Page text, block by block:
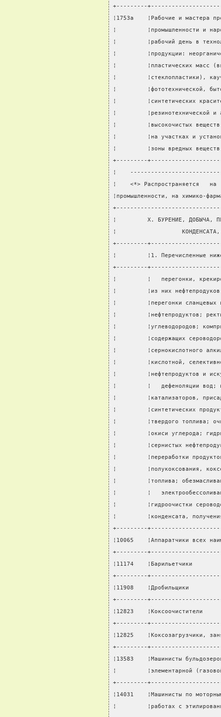
+---------
¦1753а    ¦Рабочие и мастера
¦         ¦промышленности и
¦         ¦рабочий день в
¦         ¦продукции:
¦         ¦пластических масс
¦         ¦стеклопластики),
¦         ¦фототехнической,
¦         ¦синтетических
¦         ¦резинотехнической и
¦         ¦высокочистых
¦         ¦на участках и
¦         ¦зоны вредных
+---------
¦
¦    <*> Распространяется
¦промышленности, на химико-
¦         X. БУРЕНИЕ, ДОБЫЧА,
¦
+---------
¦         ¦1. Перечисленные
+---------
¦         ¦   перегонки,
¦         ¦из них
¦         ¦перегонки сланцевых
¦         ¦нефтепродуктов;
¦         ¦углеводородов;
¦         ¦содержащих
¦         ¦сернокислотного
¦         ¦кислотной,
¦         ¦нефтепродуктов и
¦         ¦   дефеноляции вод;
¦         ¦катализаторов,
¦         ¦синтетических
¦         ¦твердого топлива;
¦         ¦окиси углерода;
¦         ¦сернистых
¦         ¦переработки
¦         ¦полукоксования,
¦         ¦топлива;
¦         ¦
¦         ¦гидроочистки
¦         ¦конденсата,
+---------
¦10065    ¦Аппаратчики
+---------
¦11174
+---------
¦11908
+---------
¦12823
+---------
¦12825    ¦Коксозагрузчики,
+---------
¦13583    ¦Машинисты
¦         ¦элементарной
+---------
¦14031    ¦Машинисты по
¦         ¦работах с